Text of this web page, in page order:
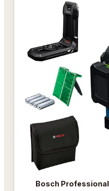
Bosch